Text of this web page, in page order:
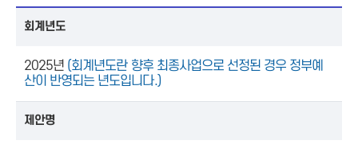
회계년도
2025년 (회계년도란 향후 최종사업으로 선정된 경우 정부예
산이 반영되는 년도입니다.)
제안명